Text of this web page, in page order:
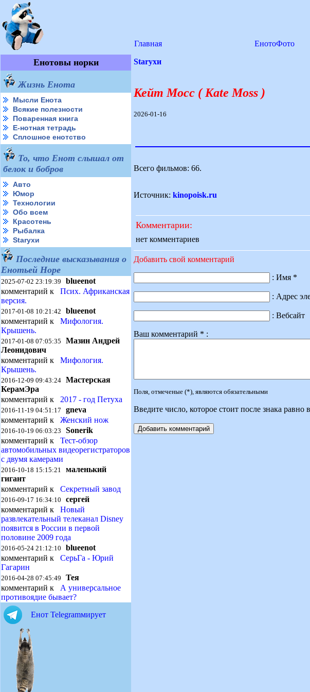
Главная ЕнотоФото
Енотовы норки
Жизнь Енота
Мысли Енота
Всякие полезности
Поваренная книга
Е-нотная тетрадь
Сплошное енотство
То, что Енот слышал от
белок и бобров
Авто
Юмор
Технологии
Обо всем
Красотень
Рыбалка
Starухи
Последние высказывания о
Енотьей Норе
2025-07-02 23:19:39 blueenot
комментарий к Псих. Африканская
версия.
2017-01-08 10:21:42 blueenot
комментарий к Мифология.
Крышень.
2017-01-08 07:05:35 Мазин Андрей
Леонидович
комментарий к Мифология.
Крышень.
2016-12-09 09:43:24 Мастерская
КерамЭра
комментарий к 2017 - год Петуха
2016-11-19 04:51:17 gneva
комментарий к Женский нож
2016-10-19 06:03:23 Sonerik
комментарий к Тест-обзор
автомобильных видеорегистраторов
с двумя камерами
2016-10-18 15:15:21 маленький
гигант
комментарий к Секретный завод
2016-09-17 16:34:10 сергей
комментарий к Новый
развлекательный телеканал Disney
появится в России в первой
половине 2009 года
2016-05-24 21:12:10 blueenot
комментарий к СерьГа - Юрий
Гагарин
2016-04-28 07:45:49 Тея
комментарий к А универсальное
противоядие бывает?
Енот Telegramмирует
Starухи
Кейт Мосс ( Kate Moss )
2026-01-16
Всего фильмов: 66.
Источник: kinopoisk.ru
Комментарии:
нет комментариев
Добавить свой комментарий
: Имя *
: Адрес
: Вебсайт
Ваш комментарий * :
Поля, отмеченые (*), являются обязательными
Введите число, которое стоит после знака равно